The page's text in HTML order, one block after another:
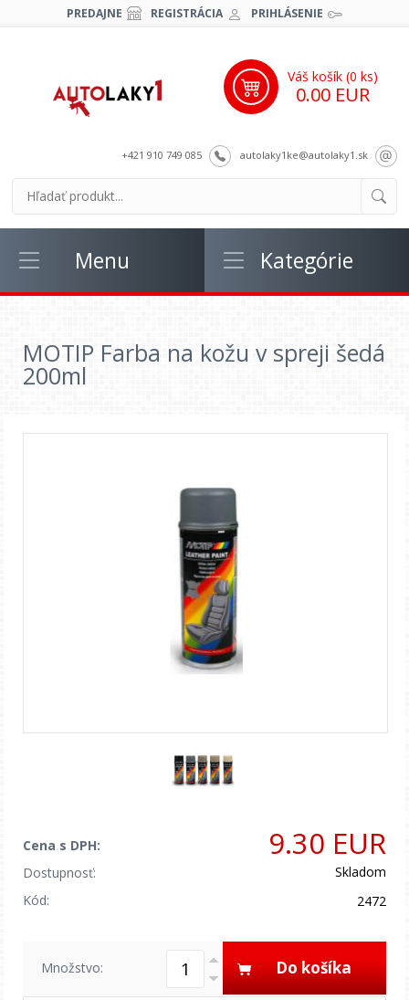
PREDAJNE REGISTRÁCIA PRIHLÁSENIE
+421 910 749 085 autolaky1ke@autolaky1.sk
Váš košík (0 ks)
0.00 EUR
Menu Kategórie
MOTIP Farba na kožu v spreji šedá
200ml
Cena s DPH: 9.30 EUR
Dostupnosť:
Skladom
Kód:
2472
Množstvo: Do košíka